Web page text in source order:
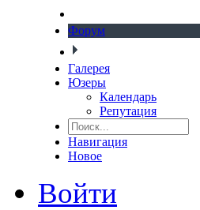
Форум
Галерея
Юзеры
Календарь
Репутация
Навигация
Новое
Войти